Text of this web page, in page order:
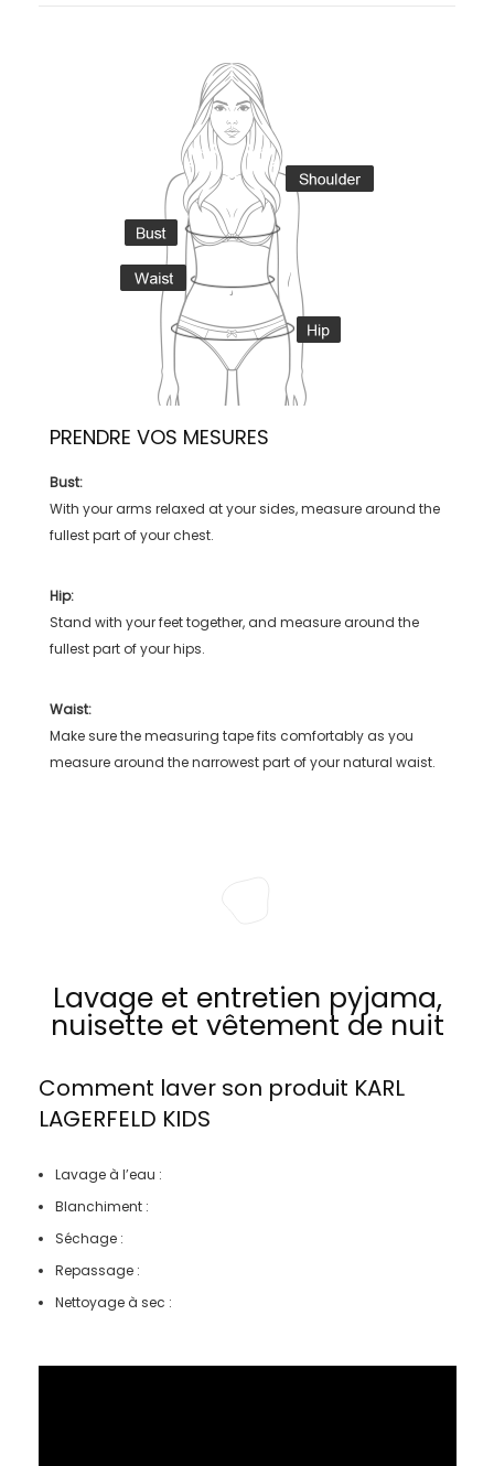
PRENDRE VOS MESURES
Bust:
With your arms relaxed at your sides, measure around the
fullest part of your chest.
Hip:
Stand with your feet together, and measure around the
fullest part of your hips.
Waist:
Make sure the measuring tape fits comfortably as you
measure around the narrowest part of your natural waist.
Lavage et entretien pyjama,
nuisette et vêtement de nuit
Comment laver son produit KARL
LAGERFELD KIDS
Lavage à l’eau :
Blanchiment :
Séchage :
Repassage :
Nettoyage à sec :